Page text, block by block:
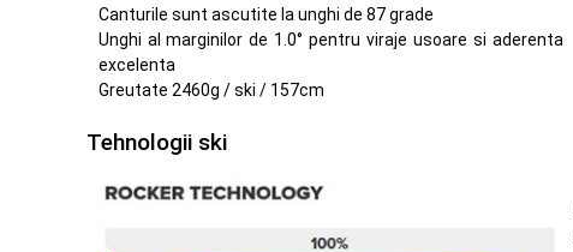
Canturile sunt ascutite la unghi de 87 grade
Unghi al marginilor de 1.0° pentru viraje usoare si aderenta
excelenta
Greutate 2460g / ski / 157cm
Tehnologii ski